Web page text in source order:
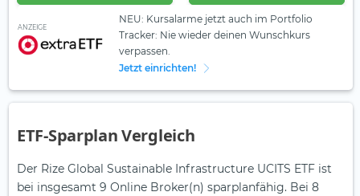
ANZEIGE
NEU: Kursalarme jetzt auch im Portfolio
Tracker: Nie wieder deinen Wunschkurs
verpassen.
Jetzt einrichten!
ETF-Sparplan Vergleich
Der Rize Global Sustainable Infrastructure UCITS ETF ist
bei insgesamt 9 Online Broker(n) sparplanfähig. Bei 8